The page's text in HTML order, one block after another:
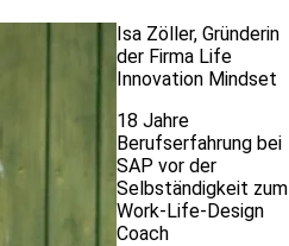
Sinne mehr sein wird!” –
und inspirierend.
alle unsere Wege erkennen,
und Privatleben sucht, ist mit
Isa Zöller, Gründerin
der Firma Life
Innovation Mindset
18 Jahre
Berufserfahrung bei
SAP vor der
Selbständigkeit zum
Work-Life-Design
Coach